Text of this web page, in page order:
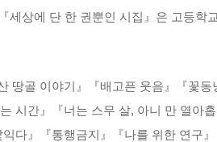
세상에 단 한 권뿐인 시집』은 고등학
땅골 이야기』『배고픈 웃음』『꽃동
시간』『너는 스무 살, 아니 만 열아
다』『통행금지』『나를 위한 연구